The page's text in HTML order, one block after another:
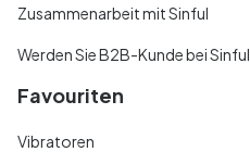
Zusammenarbeit mit Sinful
Werden Sie B2B-Kunde bei Sinful
Favouriten
Vibratoren